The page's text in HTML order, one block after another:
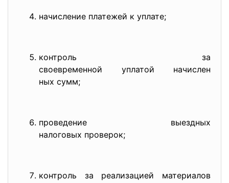
начисление платежей к уплате;
контроль за
своевременной уплатой начислен
ных сумм;
проведение выездных
налоговых проверок;
контроль за реализацией материалов